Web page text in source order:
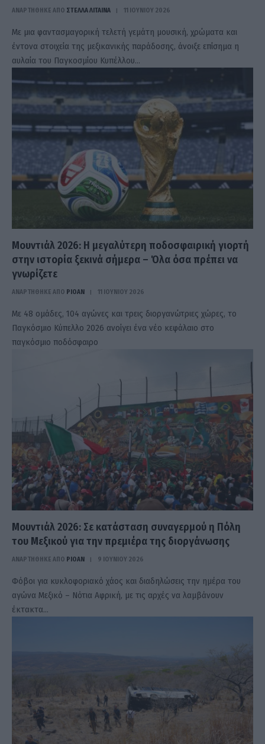
ΑΝΑΡΤΗΘΗΚΕ ΑΠΟ ΣΤΈΛΛΑ ΛΊΤΑΙΝΑ 11 ΙΟΥΝΊΟΥ 2026
Με μια φαντασμαγορική τελετή γεμάτη μουσική, χρώματα και
έντονα στοιχεία της μεξικανικής παράδοσης, άνοιξε επίσημα η
αυλαία του Παγκοσμίου Κυπέλλου…
Μουντιάλ 2026: Η μεγαλύτερη ποδοσφαιρική γιορτή
στην ιστορία ξεκινά σήμερα – Όλα όσα πρέπει να
γνωρίζετε
ΑΝΑΡΤΗΘΗΚΕ ΑΠΟ PIOAN 11 ΙΟΥΝΊΟΥ 2026
Με 48 ομάδες, 104 αγώνες και τρεις διοργανώτριες χώρες, το
Παγκόσμιο Κύπελλο 2026 ανοίγει ένα νέο κεφάλαιο στο
παγκόσμιο ποδόσφαιρο
Μουντιάλ 2026: Σε κατάσταση συναγερμού η Πόλη
του Μεξικού για την πρεμιέρα της διοργάνωσης
ΑΝΑΡΤΗΘΗΚΕ ΑΠΟ PIOAN 9 ΙΟΥΝΊΟΥ 2026
Φόβοι για κυκλοφοριακό χάος και διαδηλώσεις την ημέρα του
αγώνα Μεξικό – Νότια Αφρική, με τις αρχές να λαμβάνουν
έκτακτα…